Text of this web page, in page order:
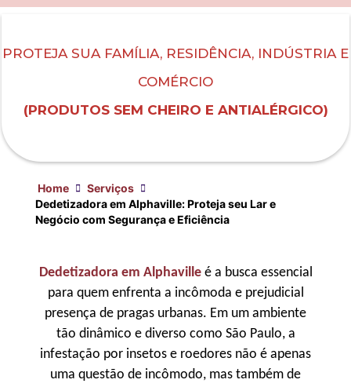
PROTEJA SUA FAMÍLIA, RESIDÊNCIA, INDÚSTRIA E
COMÉRCIO
(PRODUTOS SEM CHEIRO E ANTIALÉRGICO)
Home
Serviços
Dedetizadora em Alphaville: Proteja seu Lar e
Negócio com Segurança e Eficiência
Dedetizadora em Alphavilleé a busca essencial
para quem enfrenta a incômoda e prejudicial
presença de pragas urbanas. Em um ambiente
tão dinâmico e diverso como São Paulo, a
infestação por insetos e roedores não é apenas
uma questão de incômodo, mas também de